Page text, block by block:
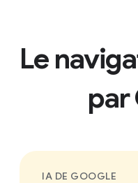
Le
par
IA DE GOOGLE